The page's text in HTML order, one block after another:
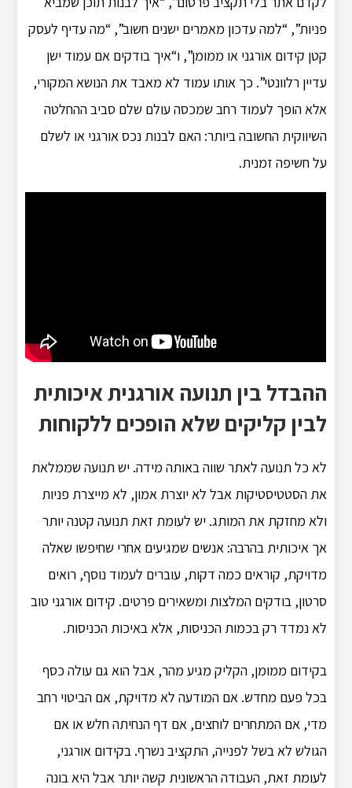
פניות”, “למה עדכון מאמרים ישנים חשוב”, “מה עדיף לעסק
קטן קידום אורגני או ממומן”, ו“איך בודקים אם עמוד ישן
עדיין רלוונטי”. כך אותו עמוד לא מאבד את הנושא המקורי,
אלא הופך לעמוד רחב שמכסה עולם שלם סביב ההחלטה
השיווקית החשובה ביותר: האם לבנות נכס אורגני או לשלם
על חשיפה זמנית.
ההבדל בין תנועה אורגנית איכותית
לבין קליקים שלא הופכים ללקוחות
לא כל תנועה לאתר שווה באותה מידה. יש תנועה שממלאת
את הסטטיסטיקות אבל לא יוצרת אמון, לא מייצרת פניות
ולא מחזקת את המותג. יש לעומת זאת תנועה קטנה יותר
אך איכותית בהרבה: אנשים שמגיעים אחרי שחיפשו שאלה
מדויקת, קוראים כמה דקות, עוברים לעמוד נוסף, רואים
סרטון, בודקים המלצות ומשאירים פרטים. קידום אורגני טוב
לא נמדד רק בכמות הכניסות, אלא באיכות הכניסות.
בקידום ממומן, הקליק מגיע מהר, אבל הוא גם עולה כסף
בכל פעם מחדש. אם המודעה לא מדויקת, אם הביטוי רחב
מדי, אם המתחרים לוחצים, אם דף הנחיתה חלש או אם
הגולש לא בשל לפנייה, התקציב נשרף. בקידום אורגני,
לעומת זאת, העבודה הראשונית קשה יותר אבל היא בונה